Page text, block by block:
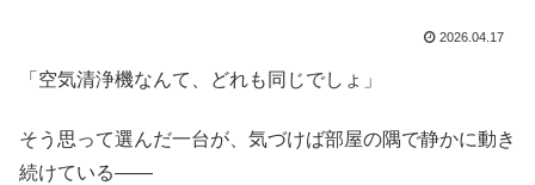
2026.04.17
「空気清浄機なんて、どれも同じでしょ」
そう思って選んだ一台が、気づけば部屋の隅で静かに動き
続けている――